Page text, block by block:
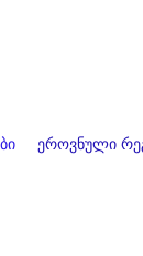
ეროვნული